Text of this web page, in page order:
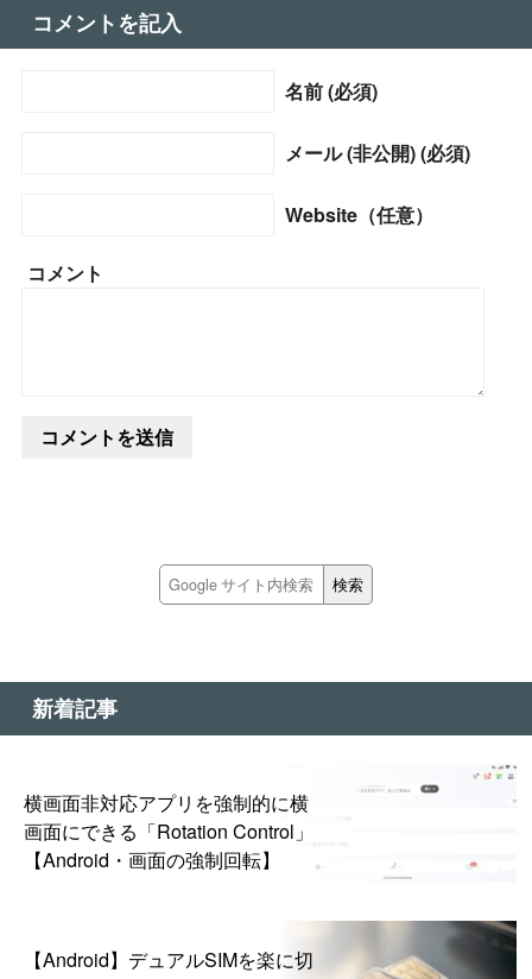
コメントを記入
名前 (必須)
メール (非公開) (必須)
Website（任意）
コメント
新着記事
横画面非対応アプリを強制的に横
画面にできる「Rotation Control」
【Android・画面の強制回転】
【Android】デュアルSIMを楽に切